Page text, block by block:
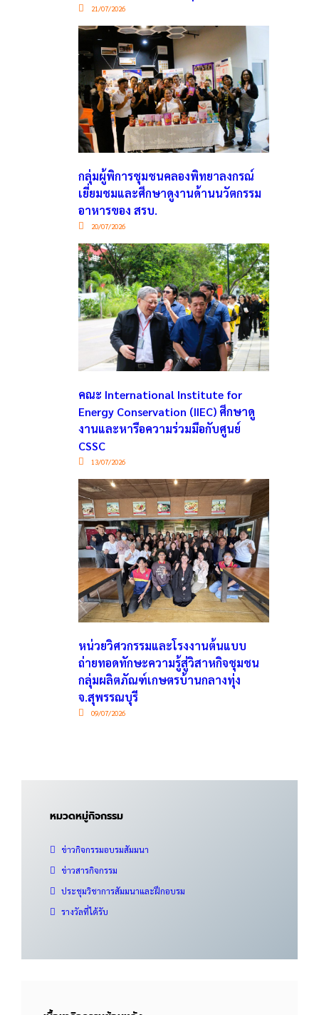
21/07/2026
กลุ่มผู้พิการชุมชนคลองพิทยาลงกรณ์
เยี่ยมชมและศึกษาดูงานด้านนวัตกรรม
อาหารของ สรบ.
20/07/2026
คณะ International Institute for
Energy Conservation (IIEC) ศึกษาดู
งานและหารือความร่วมมือกับศูนย์
CSSC
13/07/2026
หน่วยวิศวกรรมและโรงงานต้นแบบ
ถ่ายทอดทักษะความรู้สู่วิสาหกิจชุมชน
กลุ่มผลิตภัณฑ์เกษตรบ้านกลางทุ่ง
จ.สุพรรณบุรี
09/07/2026
หมวดหมู่กิจกรรม
ข่าวกิจกรรมอบรมสัมมนา
ข่าวสารกิจกรรม
ประชุมวิชาการสัมมนาและฝึกอบรม
รางวัลที่ได้รับ